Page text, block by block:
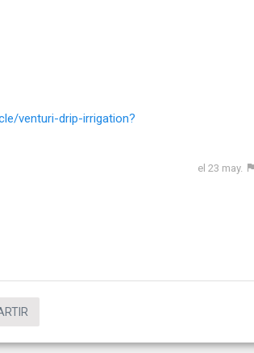
venturi-drip-irrigation?
el 23 may.